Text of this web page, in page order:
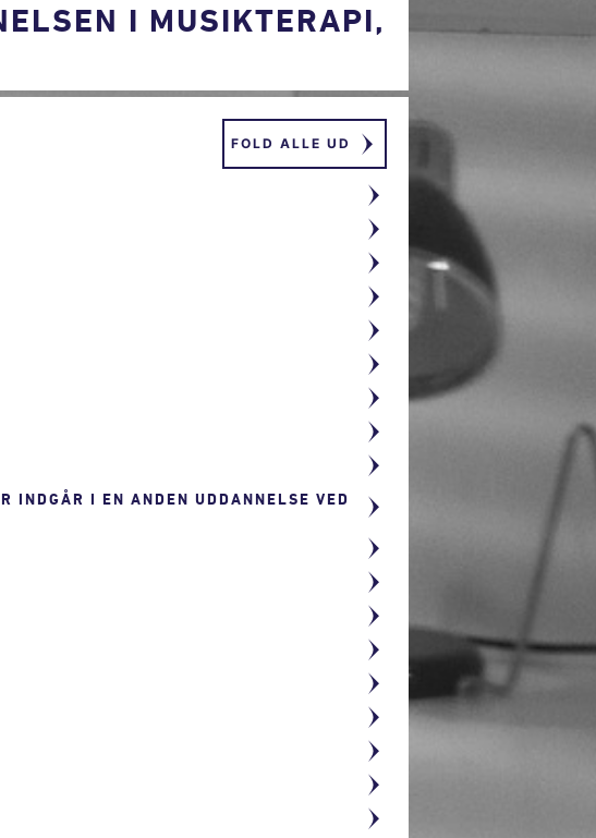
I MUSIKTERAPI,
FOLD ALLE UD
INDGÅR I EN ANDEN UDDANNELSE VED